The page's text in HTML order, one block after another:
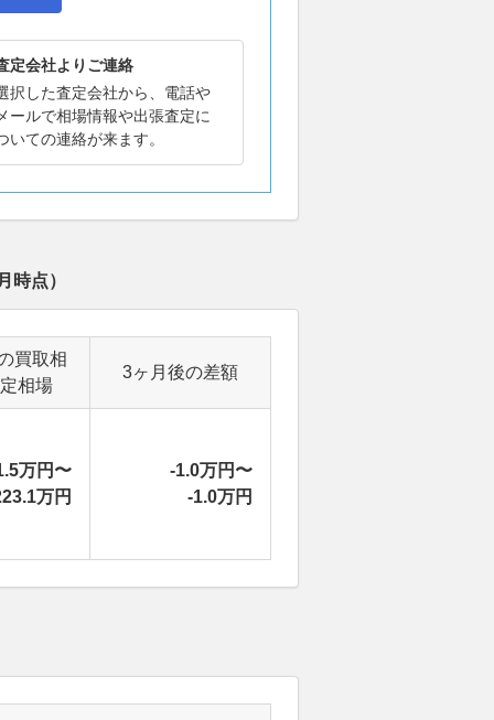
定会社よりご連絡
択した査定会社から、電話や
ールで相場情報や出張査定に
いての連絡が来ます。
時点）
買取相
相場
3ヶ月後の差額
万円〜
万円
-1.0万円〜
-1.0万円